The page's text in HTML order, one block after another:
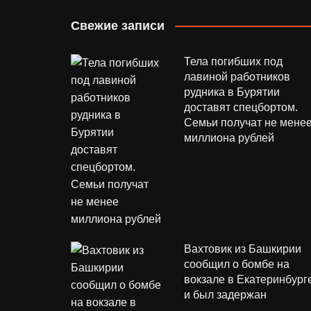
Свежие записи
Тела погибших под
лавиной работников
рудника в Бурятии
доставят спецбортом.
Семьи получат не
миллиона рублей
Вахтовик из Башкирии
сообщил о бомбе на
вокзале в
и был задержан